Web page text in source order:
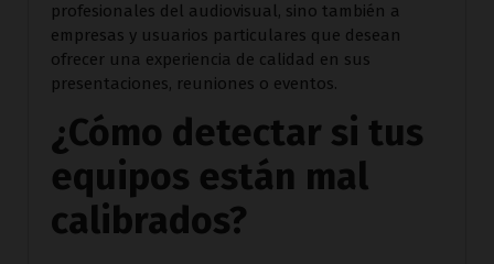
profesionales del audiovisual, sino también a
empresas y usuarios particulares que desean
ofrecer una experiencia de calidad en sus
presentaciones, reuniones o eventos.
¿Cómo detectar si tus
equipos están mal
calibrados?